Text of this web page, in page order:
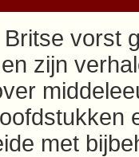
vorst
zijn
met